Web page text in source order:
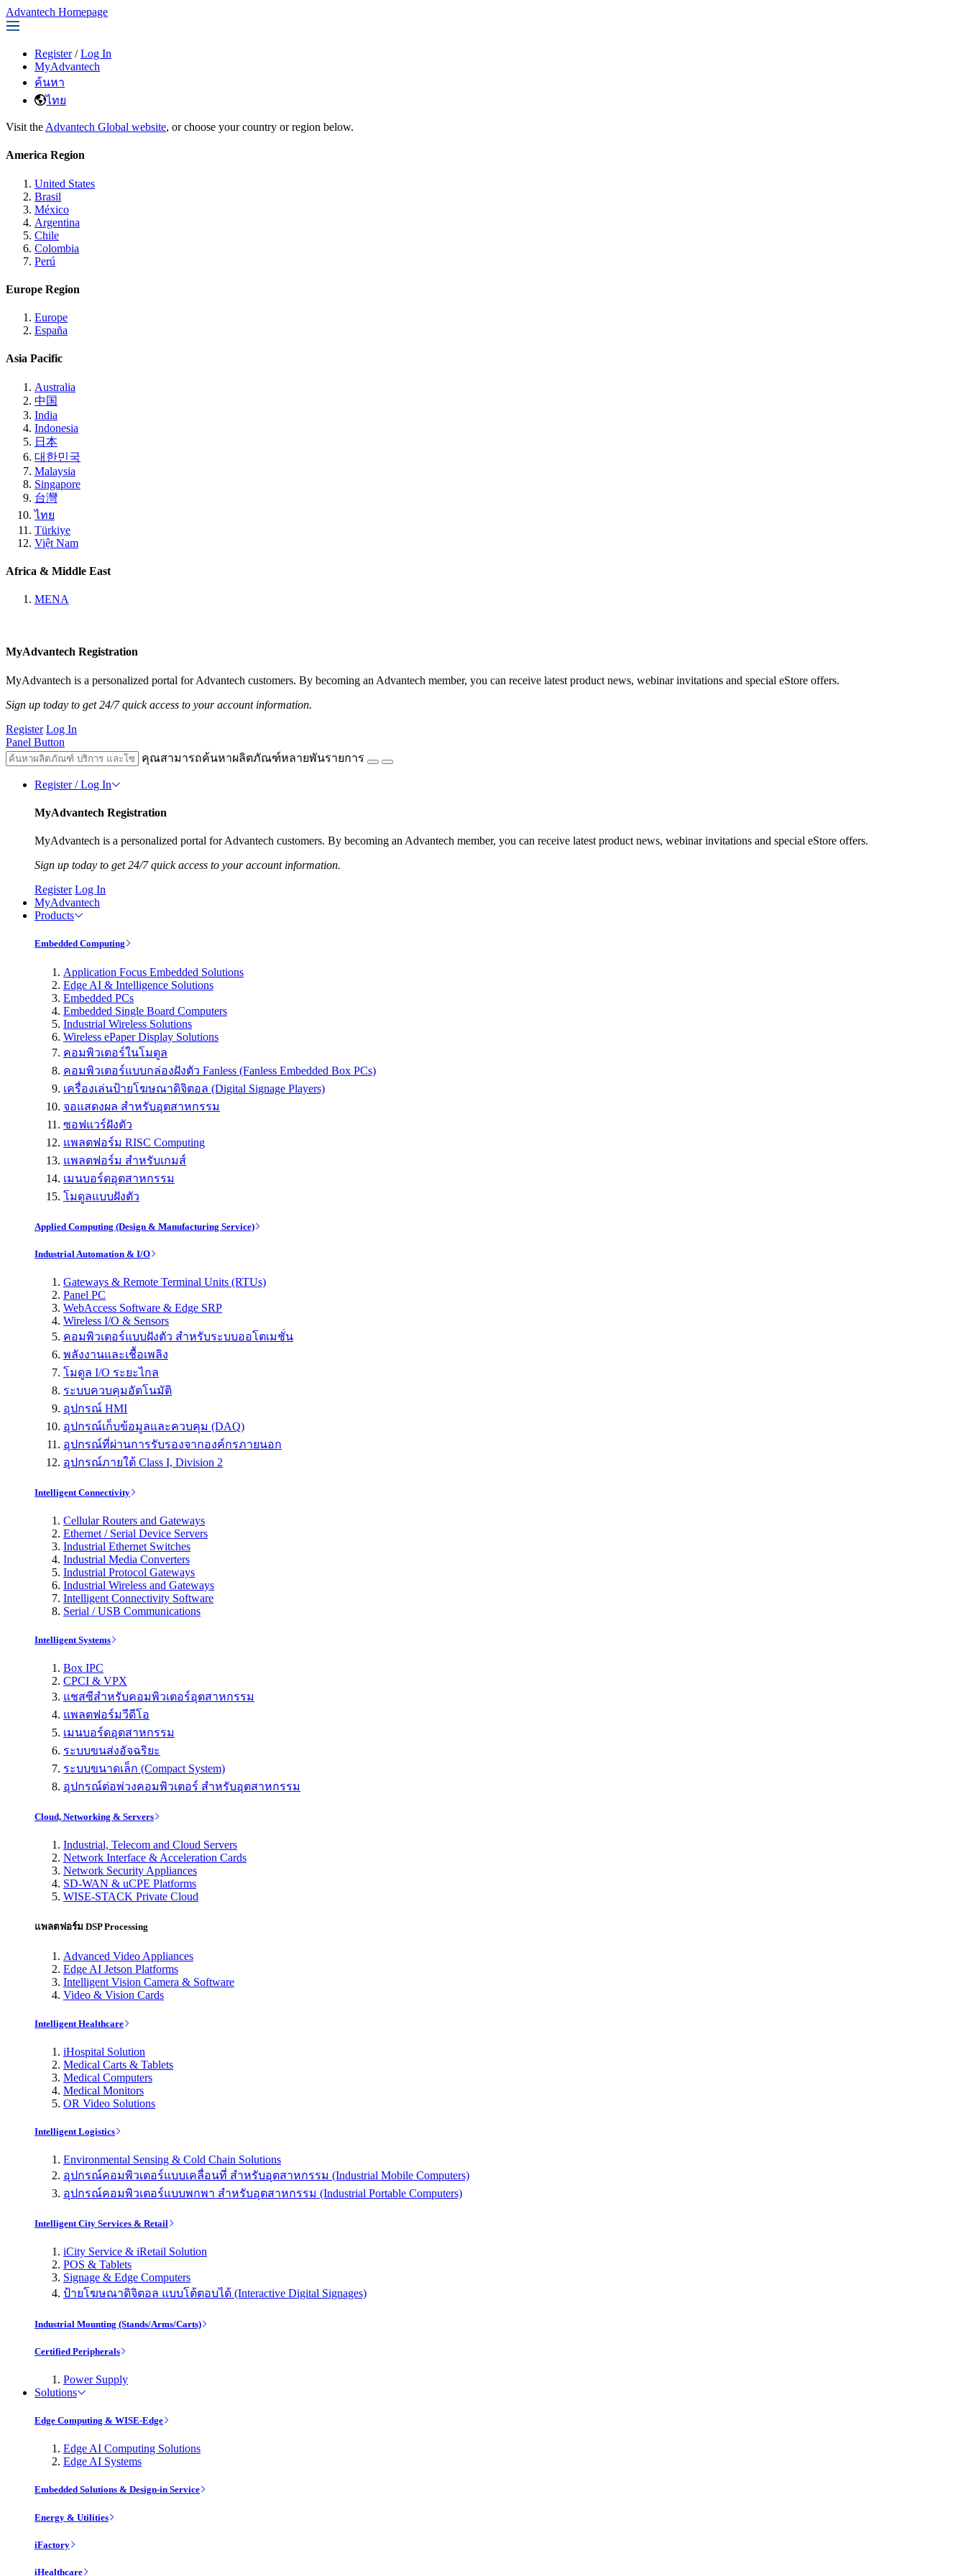
Advantech Homepage
Register / Log In
MyAdvantech
ค้นหา
ไทย
Visit the Advantech Global website, or choose your country or region below.
America Region
United States
Brasil
México
Argentina
Chile
Colombia
Perú
Europe Region
Europe
España
Asia Pacific
Australia
中国
India
Indonesia
日本
대한민국
Malaysia
Singapore
台灣
ไทย
Türkiye
Việt Nam
Africa & Middle East
MENA
MyAdvantech Registration
MyAdvantech is a personalized portal for Advantech customers. By becoming an Advantech member, you can receive latest product news, webinar invitations and special eStore offers.
Sign up today to get 24/7 quick access to your account information.
Register Log In
Panel Button
คุณสามารถค้นหาผลิตภัณฑ์หลายพันรายการ
Register / Log In
MyAdvantech Registration
MyAdvantech is a personalized portal for Advantech customers. By becoming an Advantech member, you can receive latest product news, webinar invitations and special eStore offers.
Sign up today to get 24/7 quick access to your account information.
Register Log In
MyAdvantech
Products
Embedded Computing
Application Focus Embedded Solutions
Edge AI & Intelligence Solutions
Embedded PCs
Embedded Single Board Computers
Industrial Wireless Solutions
Wireless ePaper Display Solutions
คอมพิวเตอร์ในโมดูล
คอมพิวเตอร์แบบกล่องฝังตัว Fanless (Fanless Embedded Box PCs)
เครื่องเล่นป้ายโฆษณาดิจิตอล (Digital Signage Players)
จอแสดงผล สำหรับอุตสาหกรรม
ซอฟแวร์ฝังตัว
แพลตฟอร์ม RISC Computing
แพลตฟอร์ม สำหรับเกมส์
เมนบอร์ดอุตสาหกรรม
โมดูลแบบฝังตัว
Applied Computing (Design & Manufacturing Service)
Industrial Automation & I/O
Gateways & Remote Terminal Units (RTUs)
Panel PC
WebAccess Software & Edge SRP
Wireless I/O & Sensors
คอมพิวเตอร์แบบฝังตัว สำหรับระบบออโตเมชั่น
พลังงานและเชื้อเพลิง
โมดูล I/O ระยะไกล
ระบบควบคุมอัตโนมัติ
อุปกรณ์ HMI
อุปกรณ์เก็บข้อมูลและควบคุม (DAQ)
อุปกรณ์ที่ผ่านการรับรองจากองค์กรภายนอก
อุปกรณ์ภายใต้ Class I, Division 2
Intelligent Connectivity
Cellular Routers and Gateways
Ethernet / Serial Device Servers
Industrial Ethernet Switches
Industrial Media Converters
Industrial Protocol Gateways
Industrial Wireless and Gateways
Intelligent Connectivity Software
Serial / USB Communications
Intelligent Systems
Box IPC
CPCI & VPX
แชสซีสำหรับคอมพิวเตอร์อุตสาหกรรม
แพลตฟอร์มวีดีโอ
เมนบอร์ดอุตสาหกรรม
ระบบขนส่งอัจฉริยะ
ระบบขนาดเล็ก (Compact System)
อุปกรณ์ต่อพ่วงคอมพิวเตอร์ สำหรับอุตสาหกรรม
Cloud, Networking & Servers
Industrial, Telecom and Cloud Servers
Network Interface & Acceleration Cards
Network Security Appliances
SD-WAN & uCPE Platforms
WISE-STACK Private Cloud
แพลตฟอร์ม DSP Processing
Advanced Video Appliances
Edge AI Jetson Platforms
Intelligent Vision Camera & Software
Video & Vision Cards
Intelligent Healthcare
iHospital Solution
Medical Carts & Tablets
Medical Computers
Medical Monitors
OR Video Solutions
Intelligent Logistics
Environmental Sensing & Cold Chain Solutions
อุปกรณ์คอมพิวเตอร์แบบเคลื่อนที่ สำหรับอุตสาหกรรม (Industrial Mobile Computers)
อุปกรณ์คอมพิวเตอร์แบบพกพา สำหรับอุตสาหกรรม (Industrial Portable Computers)
Intelligent City Services & Retail
iCity Service & iRetail Solution
POS & Tablets
Signage & Edge Computers
ป้ายโฆษณาดิจิตอล แบบโต้ตอบได้ (Interactive Digital Signages)
Industrial Mounting (Stands/Arms/Carts)
Certified Peripherals
Power Supply
Solutions
Edge Computing & WISE-Edge
Edge AI Computing Solutions
Edge AI Systems
Embedded Solutions & Design-in Service
Energy & Utilities
iFactory
iHealthcare